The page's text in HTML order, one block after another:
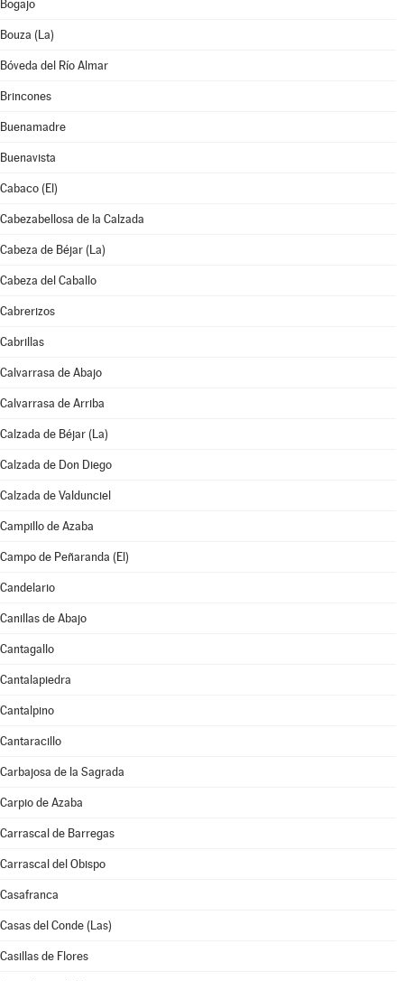
Bogajo
Bouza (La)
Bóveda del Río Almar
Brincones
Buenamadre
Buenavista
Cabaco (El)
Cabezabellosa de la Calzada
Cabeza de Béjar (La)
Cabeza del Caballo
Cabrerizos
Cabrillas
Calvarrasa de Abajo
Calvarrasa de Arriba
Calzada de Béjar (La)
Calzada de Don Diego
Calzada de Valdunciel
Campillo de Azaba
Campo de Peñaranda (El)
Candelario
Canillas de Abajo
Cantagallo
Cantalapiedra
Cantalpino
Cantaracillo
Carbajosa de la Sagrada
Carpio de Azaba
Carrascal de Barregas
Carrascal del Obispo
Casafranca
Casas del Conde (Las)
Casillas de Flores